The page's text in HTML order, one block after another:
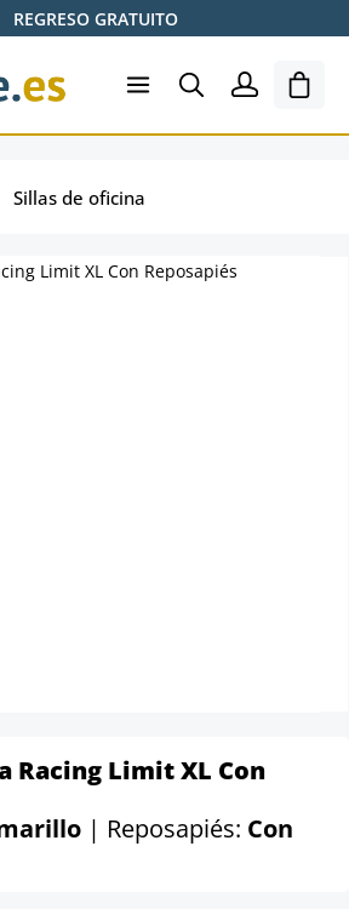
REGRESO GRATUITO
El
Sillas de oficina
Racing Limit XL Con
| Reposapiés: Con